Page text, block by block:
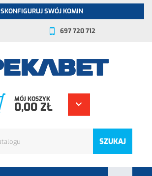
SKONFIGURUJ SWÓJ KOMIN
697 720 712
SZUKAJ
MÓJ KOSZYK
0,00 ZŁ